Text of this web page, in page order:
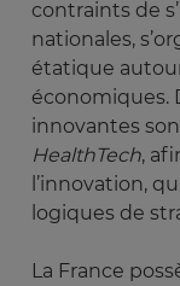
contraints de
nationales,
étatique
économiques.
innovantes
HealthTech,
l’innovation,
logiques de
La France